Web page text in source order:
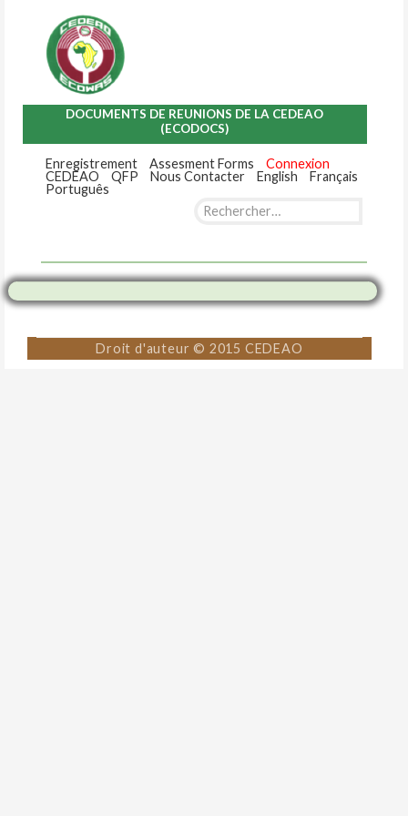
DOCUMENTS DE REUNIONS DE LA CEDEAO
(ECODOCS)
Enregistrement Assesment Forms
Connexion
CEDEAO
QFP Nous Contacter English
Français
Português
Rechercher :
content
Droit d'auteur © 2015 CEDEAO